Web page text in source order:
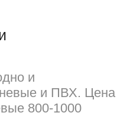
и
и ПВХ. Цена
800-1000